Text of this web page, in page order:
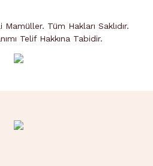
Tüm Hakları Saklıdır.
Telif Hakkına Tabidir.